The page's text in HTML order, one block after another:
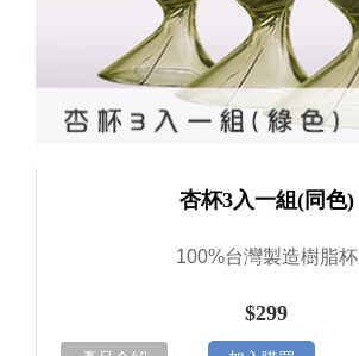
杏杯3入一組(同色)
100%台灣製造樹脂杯
$299